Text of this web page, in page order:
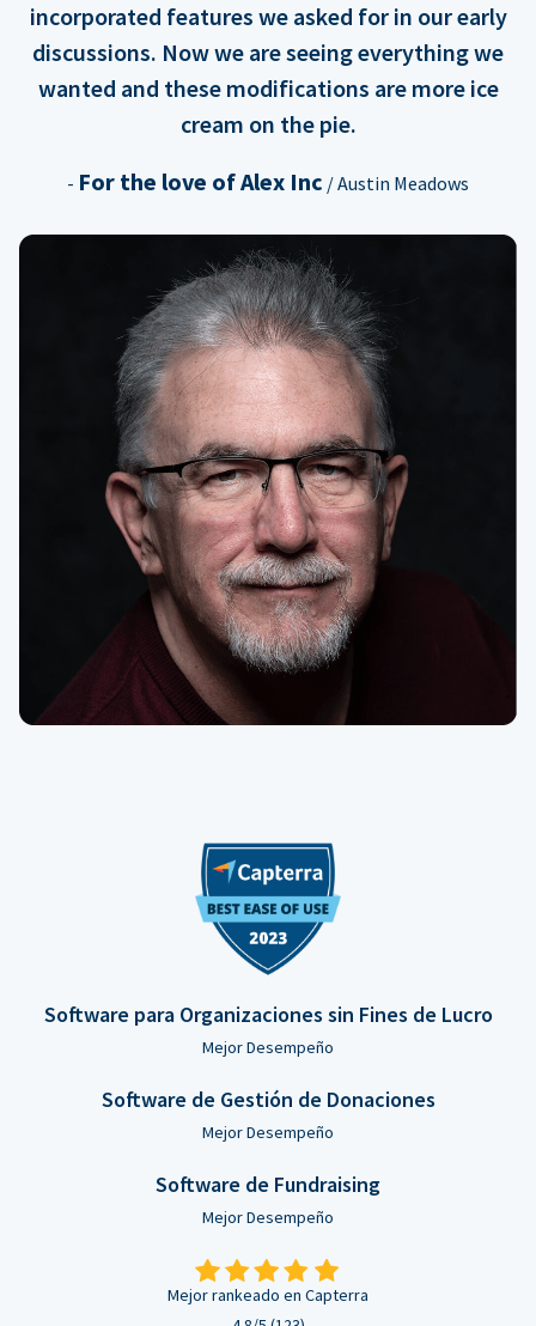
incorporated features we asked for in our early
discussions. Now we are seeing everything we
wanted and these modifications are more ice
cream on the pie.
- For the love of Alex Inc / Austin Meadows
Software para Organizaciones sin Fines de Lucro
Mejor Desempeño
Software de Gestión de Donaciones
Mejor Desempeño
Software de Fundraising
Mejor Desempeño
Mejor rankeado en Capterra